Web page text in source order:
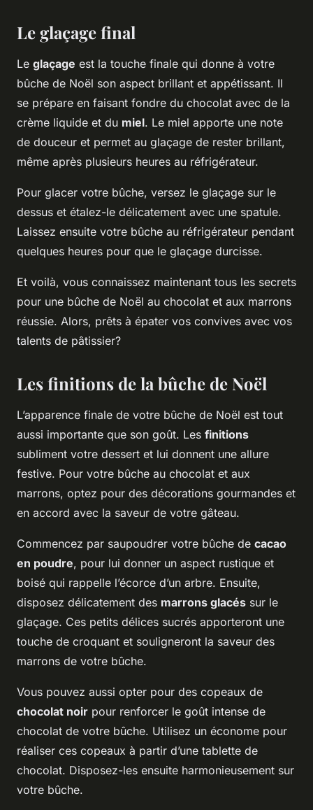
Le glaçage final
Le glaçage est la touche finale qui donne à votre
bûche de Noël son aspect brillant et appétissant. Il
se prépare en faisant fondre du chocolat avec de la
crème liquide et du miel. Le miel apporte une note
de douceur et permet au glaçage de rester brillant,
même après plusieurs heures au réfrigérateur.
Pour glacer votre bûche, versez le glaçage sur le
dessus et étalez-le délicatement avec une spatule.
Laissez ensuite votre bûche au réfrigérateur pendant
quelques heures pour que le glaçage durcisse.
Et voilà, vous connaissez maintenant tous les secrets
pour une bûche de Noël au chocolat et aux marrons
réussie. Alors, prêts à épater vos convives avec vos
talents de pâtissier?
Les finitions de la bûche de Noël
L’apparence finale de votre bûche de Noël est tout
aussi importante que son goût. Les finitions
subliment votre dessert et lui donnent une allure
festive. Pour votre bûche au chocolat et aux
marrons, optez pour des décorations gourmandes et
en accord avec la saveur de votre gâteau.
Commencez par saupoudrer votre bûche de cacao
en poudre, pour lui donner un aspect rustique et
boisé qui rappelle l’écorce d’un arbre. Ensuite,
disposez délicatement des marrons glacés sur le
glaçage. Ces petits délices sucrés apporteront une
touche de croquant et souligneront la saveur des
marrons de votre bûche.
Vous pouvez aussi opter pour des copeaux de
chocolat noir pour renforcer le goût intense de
chocolat de votre bûche. Utilisez un économe pour
réaliser ces copeaux à partir d’une tablette de
chocolat. Disposez-les ensuite harmonieusement sur
votre bûche.